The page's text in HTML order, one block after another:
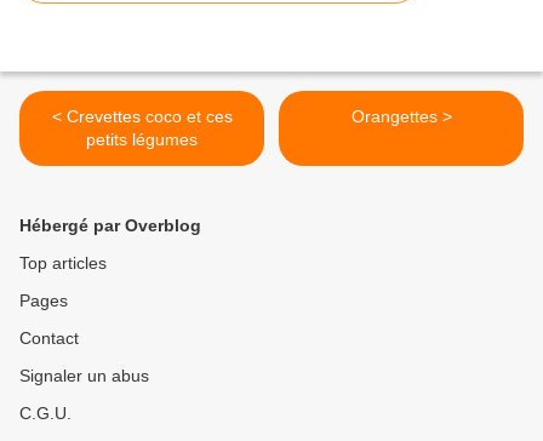
< Crevettes coco et ces
petits légumes
Orangettes >
Hébergé par Overblog
Top articles
Pages
Contact
Signaler un abus
C.G.U.